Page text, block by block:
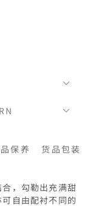
保养 货品包装
，勾勒出充满甜
自由配衬不同的